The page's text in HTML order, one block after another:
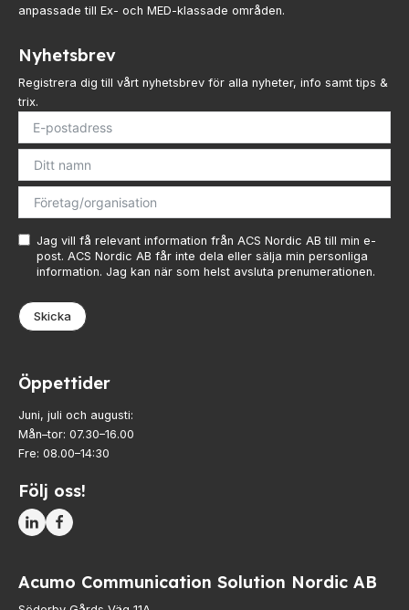
anpassade till Ex- och MED-klassade områden.
Nyhetsbrev
Registrera dig till vårt nyhetsbrev för alla nyheter, info samt tips &
trix.
Jag vill få relevant information från ACS Nordic AB till min e-
post. ACS Nordic AB får inte dela eller sälja min personliga
information. Jag kan när som helst avsluta prenumerationen.
Skicka
Öppettider
Juni, juli och augusti:
Mån–tor: 07.30–16.00
Fre: 08.00–14:30
Följ oss!
Acumo Communication Solution Nordic AB